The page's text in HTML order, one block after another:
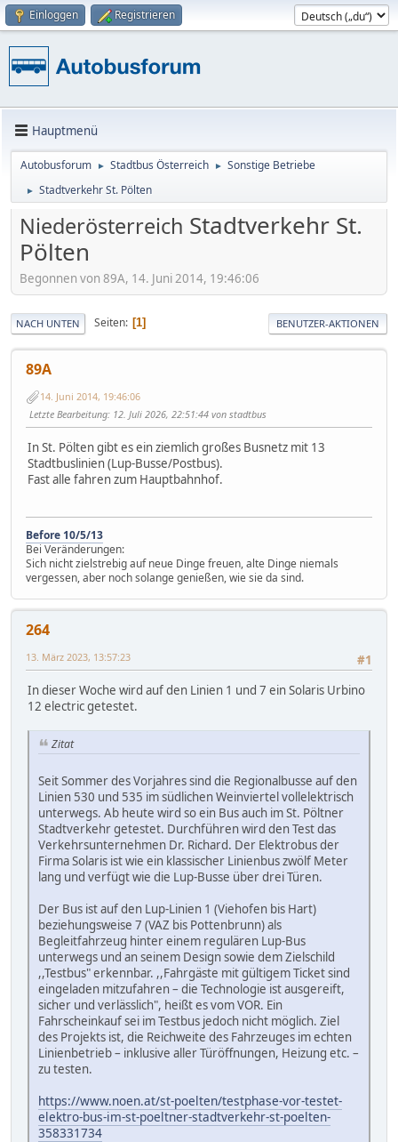
Einloggen Registrieren
Hauptmenü
Autobusforum ► Stadtbus Österreich ► Sonstige Betriebe
► Stadtverkehr St. Pölten
Niederösterreich Stadtverkehr St.
Pölten
Begonnen von 89A, 14. Juni 2014, 19:46:06
NACH UNTEN Seiten 1 BENUTZER-AKTIONEN
89A
14. Juni 2014, 19:46:06
Letzte Bearbeitung: 12. Juli 2026, 22:51:44 von stadtbus
In St. Pölten gibt es ein ziemlich großes Busnetz mit 13
Stadtbuslinien (Lup-Busse/Postbus).
Fast alle fahren zum Hauptbahnhof.
Before 10/5/13
Bei Veränderungen:
Sich nicht zielstrebig auf neue Dinge freuen, alte Dinge niemals
vergessen, aber noch solange genießen, wie sie da sind.
264
#1
13. März 2023, 13:57:23
In dieser Woche wird auf den Linien 1 und 7 ein Solaris Urbino
12 electric getestet.
Zitat
Seit Sommer des Vorjahres sind die Regionalbusse auf den
Linien 530 und 535 im südlichen Weinviertel vollelektrisch
unterwegs. Ab heute wird so ein Bus auch im St. Pöltner
Stadtverkehr getestet. Durchführen wird den Test das
Verkehrsunternehmen Dr. Richard. Der Elektrobus der
Firma Solaris ist wie ein klassischer Linienbus zwölf Meter
lang und verfügt wie die Lup-Busse über drei Türen.
Der Bus ist auf den Lup-Linien 1 (Viehofen bis Hart)
beziehungsweise 7 (VAZ bis Pottenbrunn) als
Begleitfahrzeug hinter einem regulären Lup-Bus
unterwegs und an seinem Design sowie dem Zielschild
,,Testbus" erkennbar. ,,Fahrgäste mit gültigem Ticket sind
eingeladen mitzufahren – die Technologie ist ausgereift,
sicher und verlässlich", heißt es vom VOR. Ein
Fahrscheinkauf sei im Testbus jedoch nicht möglich. Ziel
des Projekts ist, die Reichweite des Fahrzeuges im echten
Linienbetrieb – inklusive aller Türöffnungen, Heizung etc. –
zu testen.
https://www.noen.at/st-poelten/testphase-vor-testet-
elektro-bus-im-st-poeltner-stadtverkehr-st-poelten-
358331734